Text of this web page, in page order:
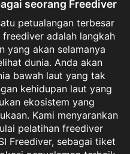
seorang Freediver
petualangan terbesar
adalah langkah
yang akan selamanya
dunia. Anda akan
bawah laut yang tak
kehidupan laut yang
ekosistem yang
Kami menyarankan
pelatihan freediver
Freediver, sebagai tiket